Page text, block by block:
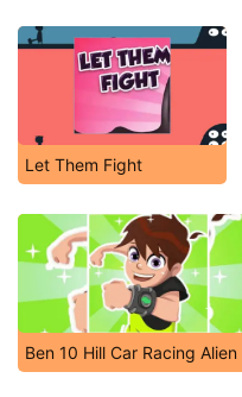
Let Them Fight
Ben 10 Hill Car Racing Alien